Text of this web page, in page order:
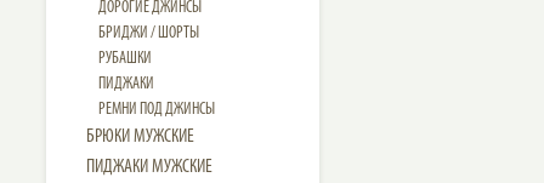
ДОРОГИЕ ДЖИНСЫ
БРИДЖИ / ШОРТЫ
РУБАШКИ
ПИДЖАКИ
РЕМНИ ПОД ДЖИНСЫ
БРЮКИ МУЖСКИЕ
ПИДЖАКИ МУЖСКИЕ